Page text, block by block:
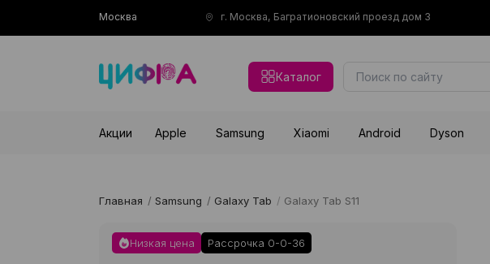
Москва г. Москва, Багратионовский проезд дом 3
Каталог
Акции Apple Samsung Xiaomi Android Dyson
Главная / Samsung / Galaxy Tab / Galaxy Tab S11
Низкая цена Рассрочка 0-0-36